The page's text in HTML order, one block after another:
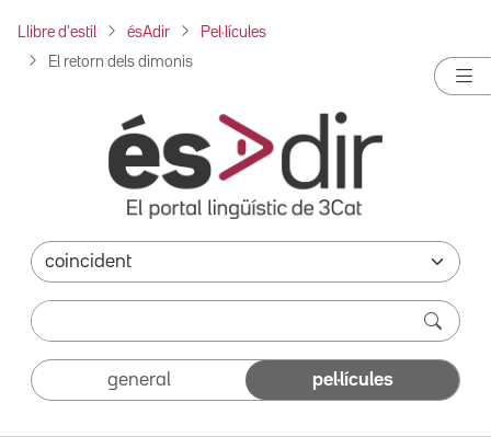
Llibre d'estil ésAdir Pel·lícules
El retorn dels dimonis
general pel·lícules